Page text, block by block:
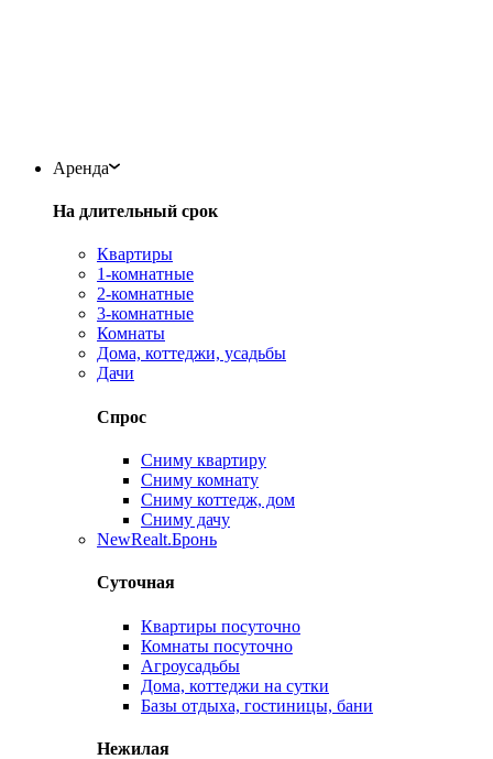
Аренда
На длительный срок
Квартиры
1-комнатные
2-комнатные
3-комнатные
Комнаты
Дома, коттеджи, усадьбы
Дачи
Спрос
Сниму квартиру
Сниму комнату
Сниму коттедж, дом
Сниму дачу
NewRealt.Бронь
Суточная
Квартиры посуточно
Комнаты посуточно
Агроусадьбы
Дома, коттеджи на сутки
Базы отдыха, гостиницы, бани
Нежилая